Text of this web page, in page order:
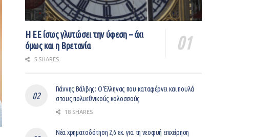
Η ΕΕ ίσως γλυτώσει την ύφεση – όχι
όμως και η Βρετανία
5 SHARES
Γιάννης Βάλβης: O Έλληνας που καταφέρνει και πουλά
στους πολυεθνικούς κολοσσούς
18 SHARES
Νέα χρηματοδότηση 2,6 εκ. για τη νεοφυή επιχείρηση